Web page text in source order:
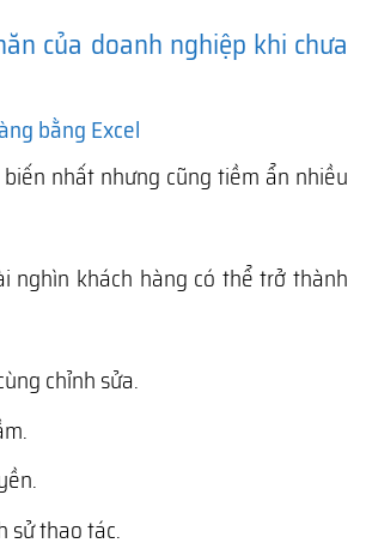
của doanh nghiệp khi chưa
bằng Excel
nhất nhưng cũng tiềm ẩn nhiều
nghìn khách hàng có thể trở thành
chỉnh sửa.
sử thao tác.